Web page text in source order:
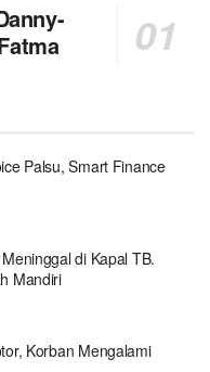
Palsu, Smart Finance
di Kapal TB.
Mandiri
Korban Mengalami